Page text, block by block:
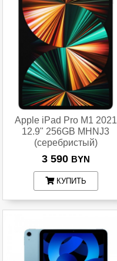
Apple iPad Pro M1 2021
12.9" 256GB MHNJ3
(серебристый)
3 590 BYN
КУПИТЬ